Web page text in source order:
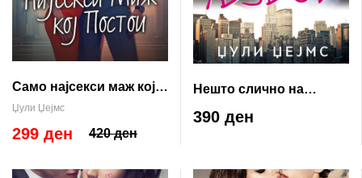
Само најсекси маж кој
постои
Џули Џејмс
420 ден
299 ден
Нешто слично на
љубов
390 ден